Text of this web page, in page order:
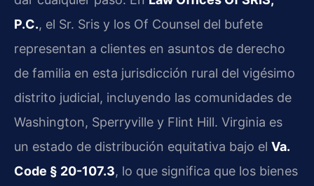
P.C., el Sr. Sris y los Of Counsel del bufete
representan a clientes en asuntos de derecho
de familia en esta jurisdicción rural del vigésimo
distrito judicial, incluyendo las comunidades de
Washington, Sperryville y Flint Hill. Virginia es
un estado de distribución equitativa bajo el Va.
Code § 20-107.3, lo que significa que los bienes